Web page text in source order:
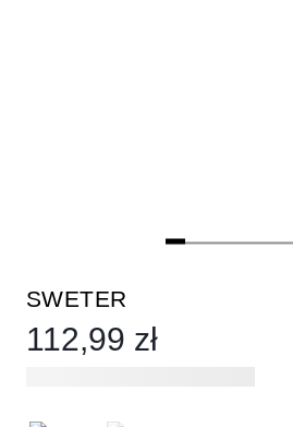
SWETER
112,99 zł